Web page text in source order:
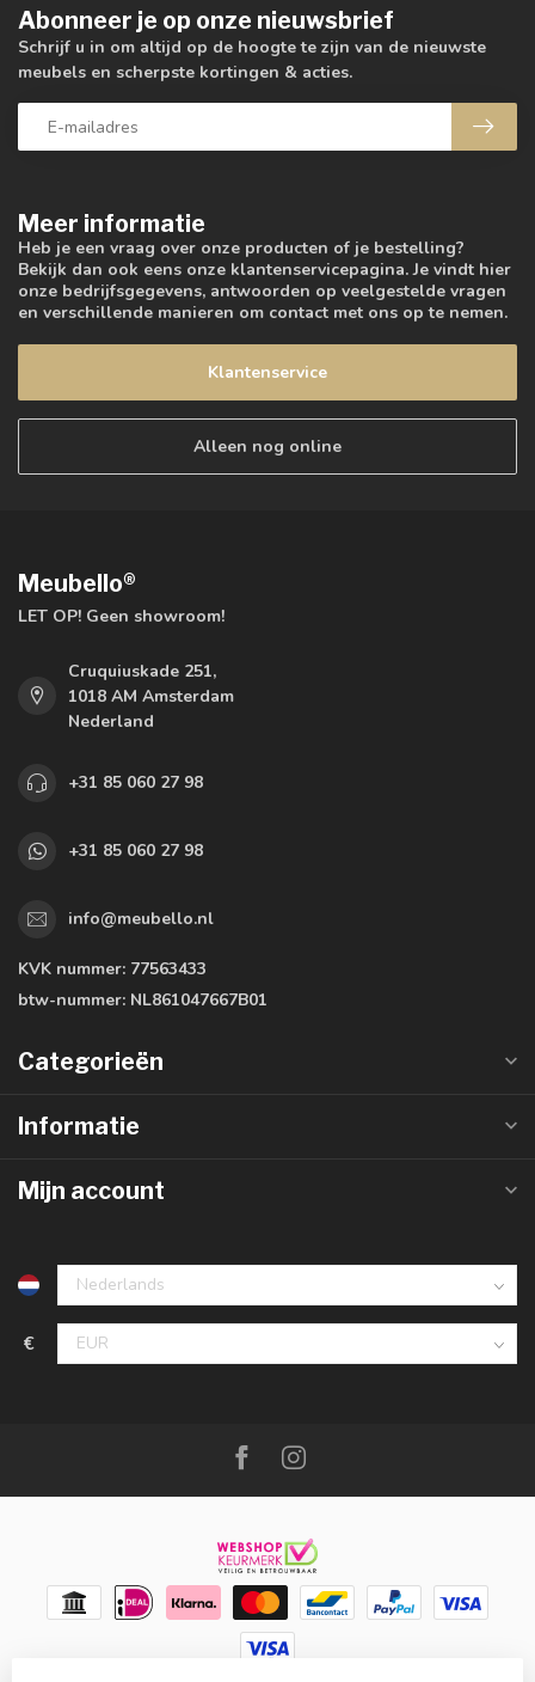
Meer informatie
Heb je een vraag over onze producten of je bestelling?
Bekijk dan ook eens onze klantenservicepagina. Je vindt hier
onze bedrijfsgegevens, antwoorden op veelgestelde vragen
en verschillende manieren om contact met ons op te nemen.
Klantenservice
Alleen nog online
Abonneer je op onze nieuwsbrief
Schrijf u in om altijd op de hoogte te zijn van de nieuwste
meubels en scherpste kortingen & acties.
Meubello®
LET OP! Geen showroom!
Cruquiuskade 251,
1018 AM Amsterdam
Nederland
+31 85 060 27 98
+31 85 060 27 98
info@meubello.nl
KVK nummer: 77563433
btw-nummer: NL861047667B01
Categorieën
Informatie
Mijn account
€